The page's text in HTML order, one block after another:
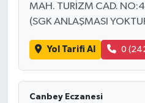
MAH. TURİZM CAD.
(SGK ANLAŞMASI
Yol Tarifi Al 0
Canbey Eczanesi